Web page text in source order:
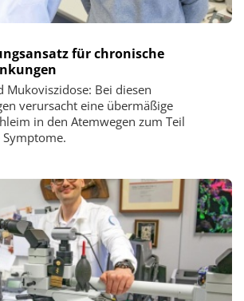
für chronische
Mukoviszidose: Bei diesen
verursacht eine übermäßige
in den Atemwegen zum Teil